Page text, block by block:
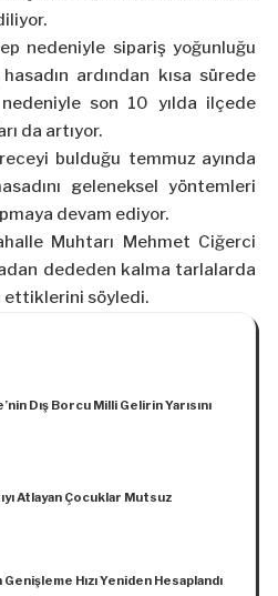
nedeniyle sipariş yoğunluğu
ardından kısa sürede
son 10 yılda ilçede
da artıyor.
bulduğu temmuz ayında
geleneksel yöntemleri
devam ediyor.
Muhtarı Mehmet Ciğerci
dededen kalma tarlalarda
ettiklerini söyledi.
Dış Borcu Milli Gelirin Yarısını
Atlayan Çocuklar Mutsuz
Hızı Yeniden Hesaplandı